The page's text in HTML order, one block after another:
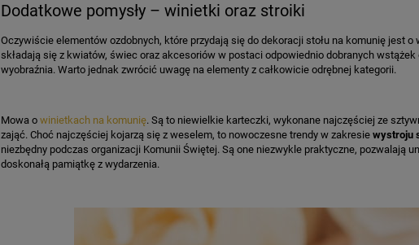
Dodatkowe pomysły – winietki oraz stroiki
Oczywiście elementów ozdobnych, które przydają się do dekoracji stołu na komunię jest
składają się z kwiatów, świec oraz akcesoriów w postaci odpowiednio dobranych
wyobraźnia. Warto jednak zwrócić uwagę na elementy z całkowicie odrębnej kategorii.
Mowa o winietkach na komunię. Są to niewielkie karteczki, wykonane najczęściej ze
zająć. Choć najczęściej kojarzą się z weselem, to nowoczesne trendy w zakresie wystroju
niezbędny podczas organizacji Komunii Świętej. Są one niezwykle praktyczne, pozwalają
doskonałą pamiątkę z wydarzenia.